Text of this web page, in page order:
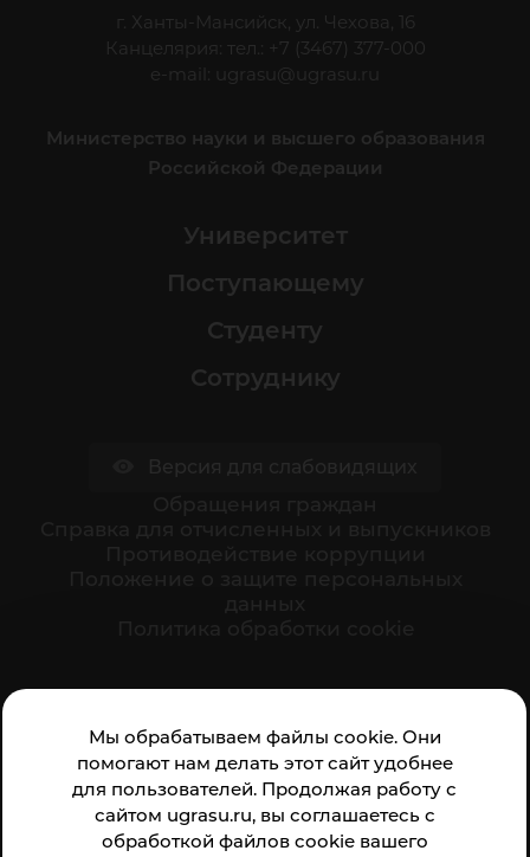
Мы обрабатываем файлы cookie. Они
помогают нам делать этот сайт удобнее
для пользователей. Продолжая работу с
сайтом ugrasu.ru, вы соглашаетесь с
обработкой файлов cookie вашего
г. Ханты-Мансийск, ул. Чехова, 16
Канцелярия: тел.: +7 (3467) 377-000
e-mail:
ugrasu@ugrasu.ru
Министерство науки и высшего образования
Российской Федерации
Университет
Поступающему
Студенту
Сотруднику
организации: